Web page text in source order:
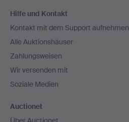
Navigation
Hilfe und Kontakt
Kontakt mit dem Support aufnehmen
Alle Auktionshäuser
Zahlungsweisen
Wir versenden mit
Soziale Medien
Auctionet